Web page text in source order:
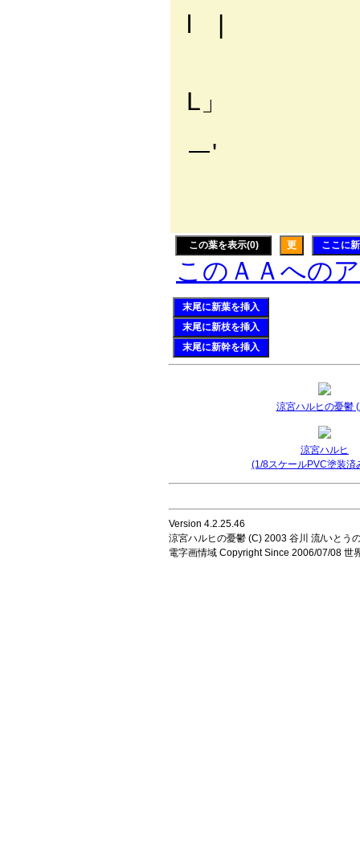
l |
L」
ー'
この葉を表示(0) 更 ここに
このＡＡへの
末尾に新葉を挿入
末尾に新枝を挿入
末尾に新幹を挿入
涼宮ハルヒの憂鬱
涼宮ハルヒ
(1/8スケールPVC塗装済
Version 4.2.25.46
涼宮ハルヒの憂鬱 (C) 2003 谷川 流/いとう
電字画情域 Copyright Since 2006/07/08 世